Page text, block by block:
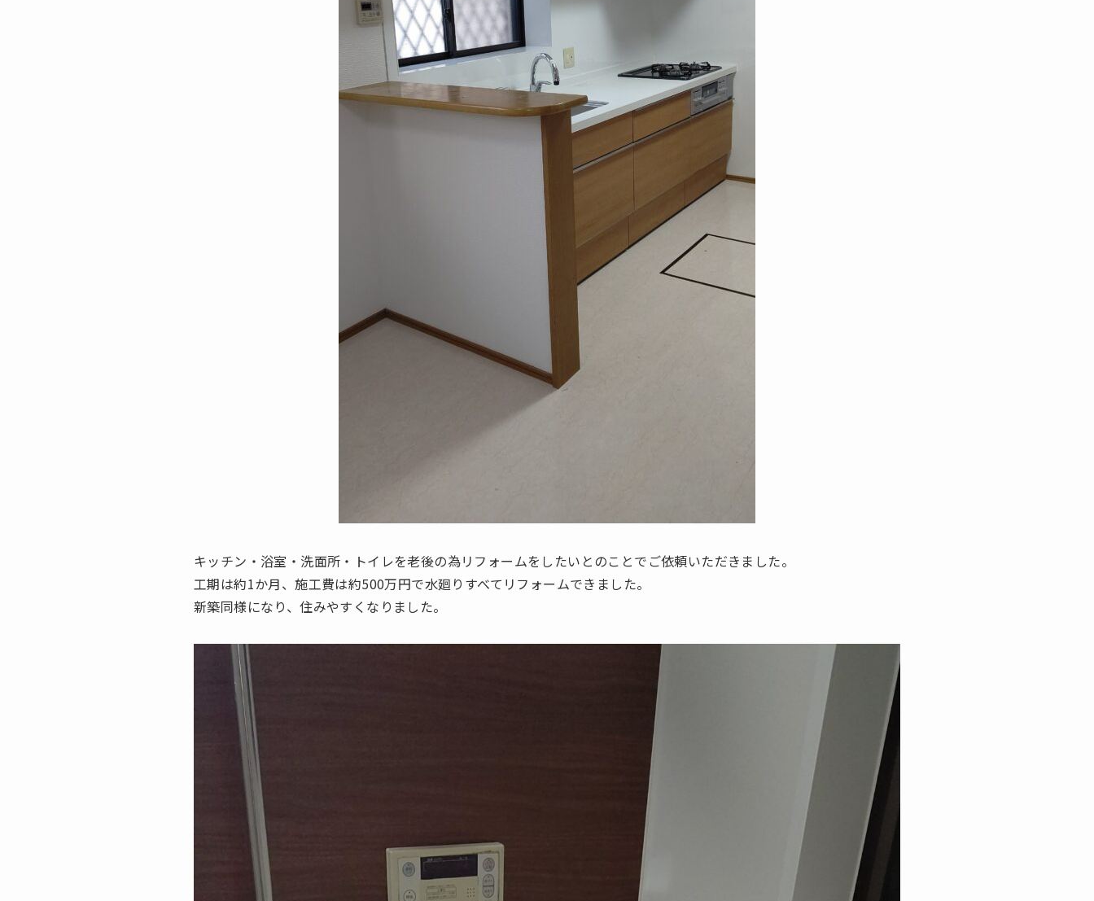
キッチン・浴室・洗面所・トイレを老後の為リフォームをしたいとのことでご依頼いただきました。
工期は約1か月、施工費は約500万円で水廻りすべてリフォームできました。
新築同様になり、住みやすくなりました。